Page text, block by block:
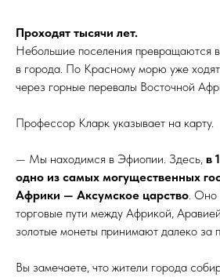
Проходят тысячи лет.
Небольшие поселения превращаются
в города. По Красному морю уже
через горные перевалы Восточной
Профессор Кларк указывает на карту.
— Мы находимся в Эфиопии. Здесь, в
одно из самых могущественных
Африки — Аксумское царство. Оно
торговые пути между Африкой,
золотые монеты принимают далеко за
Вы замечаете, что жители города